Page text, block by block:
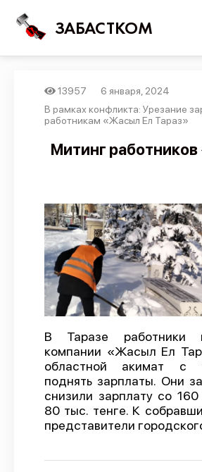
ЗАБАСТКОМ
Войти
Поиск
Трудовые
Отчеты
Предложить
Справочник
API
О проекте
Политика
13957
6 января, 2024
В рамках конфликта: Урезание
работникам «Жасыл Ел Тараз»
Митинг
В Таразе работники
компании «Жасыл Ел
областной акимат с
поднять зарплаты. Они
снизили зарплату со
80 тыс. тенге. К
представители